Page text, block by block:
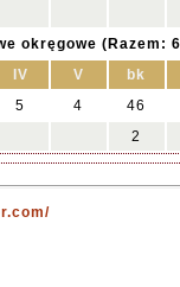
okręgowe (Razem:
IV V
bk
5 4
46
2